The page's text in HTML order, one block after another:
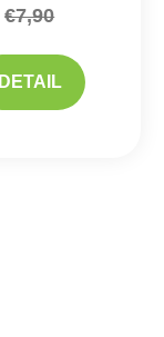
€7,90
DETAIL